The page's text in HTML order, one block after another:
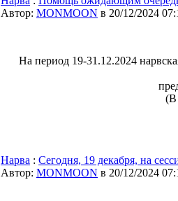
Автор: MONMOON в 20/12/2024
На период 19-31.12.2024
(В
Нарва : Сегодня, 19 декабря, на
Автор: MONMOON в 20/12/2024